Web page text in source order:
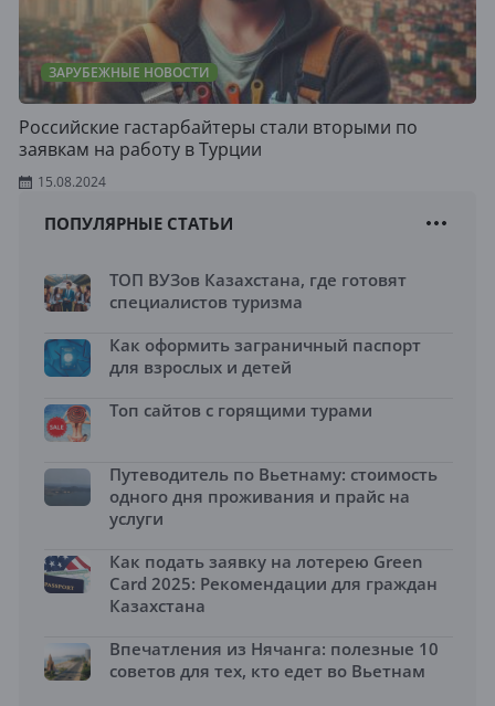
ЗАРУБЕЖНЫЕ НОВОСТИ
Российские гастарбайтеры стали вторыми по
заявкам на работу в Турции
15.08.2024
ПОПУЛЯРНЫЕ СТАТЬИ
ТОП ВУЗов Казахстана, где готовят
специалистов туризма
Как оформить заграничный паспорт
для взрослых и детей
Топ сайтов с горящими турами
Путеводитель по Вьетнаму: стоимость
одного дня проживания и прайс на
услуги
Как подать заявку на лотерею Green
Card 2025: Рекомендации для граждан
Казахстана
Впечатления из Нячанга: полезные 10
советов для тех, кто едет во Вьетнам